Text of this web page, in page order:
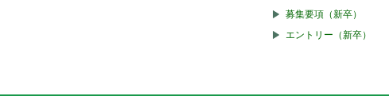
募集要項（新卒）
エントリー（新卒）